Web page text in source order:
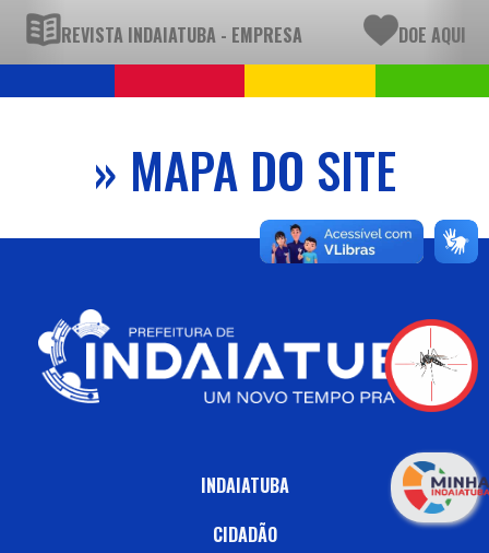
REVISTA INDAIATUBA - EMPRESA DOE AQUI
» MAPA DO SITE
INDAIATUBA
CIDADÃO